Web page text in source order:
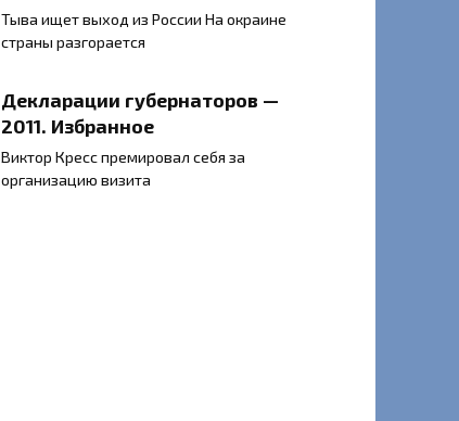
Тыва ищет выход из России На окраине
страны разгорается
Декларации губернаторов —
2011. Избранное
Виктор Кресс премировал себя за
организацию визита